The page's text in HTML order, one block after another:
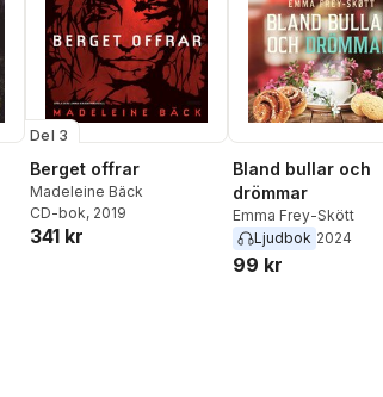
Del 3
Berget offrar
Madeleine Bäck
CD-bok, 2019
341 kr
Bland bullar och
drömmar
Emma Frey-Skött
Ljudbok 2024
99 kr